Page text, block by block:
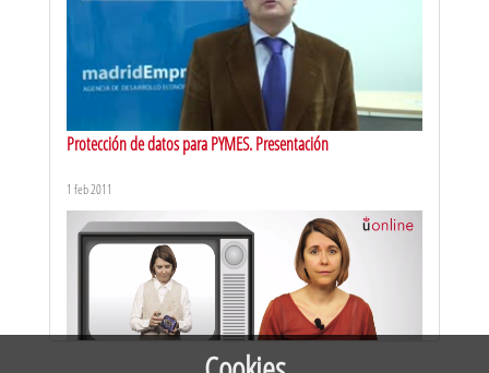
El análisis del grado de radicalización violenta a través de la
metáfora de la escalera
20 may 2020
Protección de datos para PYMES. Presentación
1 feb 2011